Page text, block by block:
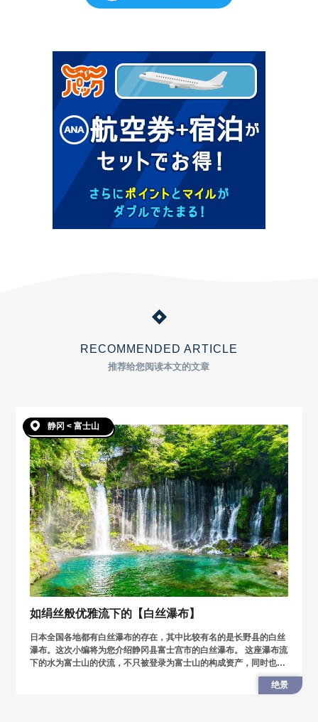
RECOMMENDED ARTICLE
推荐给您阅读本文的文章
静冈 < 富士山
如绢丝般优雅流下的【白丝瀑布】
日本全国各地都有白丝瀑布的存在，其中比较有名的是长野县的白丝
瀑布。这次小编将为您介绍静冈县富士宫市的白丝瀑布。 这座瀑布流
下的水为富士山的伏流，不只被登录为富士山的构成资产，同时也被
绝景